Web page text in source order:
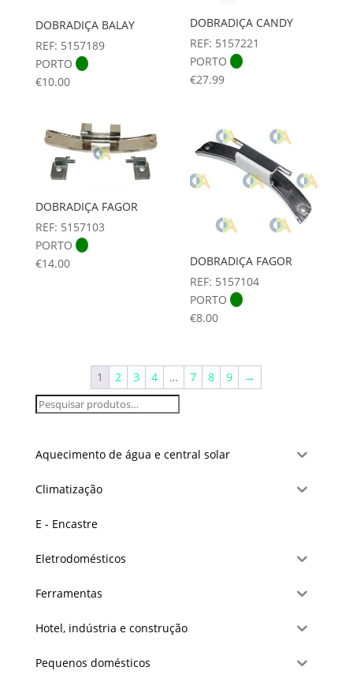
DOBRADIÇA BALAY
REF: 5157189
PORTO
€10.00
DOBRADIÇA CANDY
REF: 5157221
PORTO
€27.99
DOBRADIÇA FAGOR
REF: 5157103
PORTO
€14.00
DOBRADIÇA FAGOR
REF: 5157104
PORTO
€8.00
1 2 3 4 … 7 8 9 →
Aquecimento de água e central solar
Climatização
E - Encastre
Eletrodomésticos
Ferramentas
Hotel, indústria e construção
Pequenos domésticos